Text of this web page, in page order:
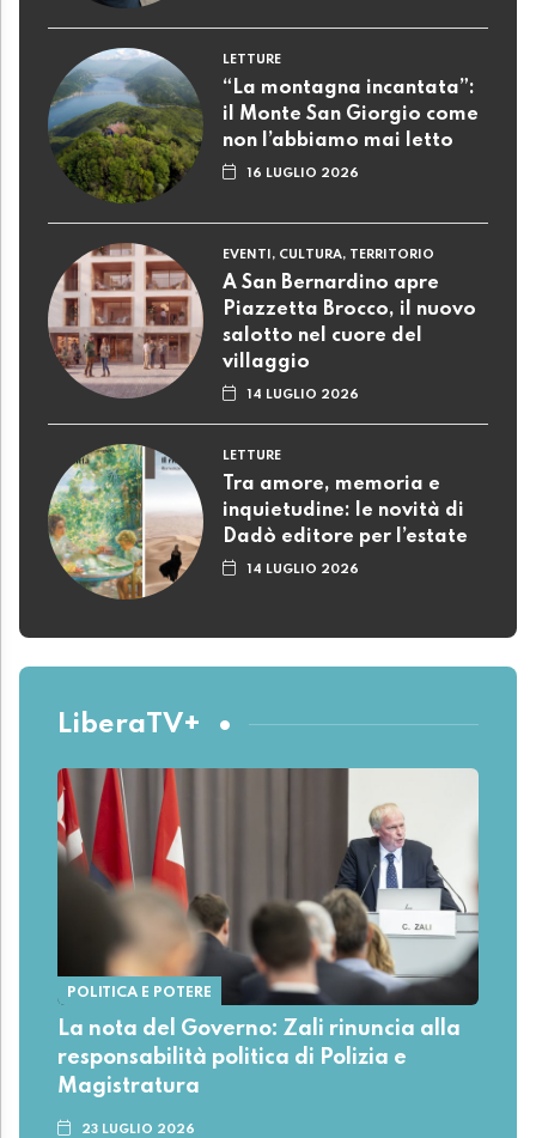
LETTURE
“La montagna incantata”:
il Monte San Giorgio come
non l’abbiamo mai letto
16 LUGLIO 2026
EVENTI, CULTURA, TERRITORIO
A San Bernardino apre
Piazzetta Brocco, il nuovo
salotto nel cuore del
villaggio
14 LUGLIO 2026
LETTURE
Tra amore, memoria e
inquietudine: le novità di
Dadò editore per l’estate
14 LUGLIO 2026
LiberaTV+
POLITICA E POTERE
La nota del Governo: Zali rinuncia alla
responsabilità politica di Polizia e
Magistratura
23 LUGLIO 2026